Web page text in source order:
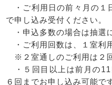
・ご利用日の前々月の１
で申し込み受付ください。
・申込多数の場合は抽選
・ご利用回数は、１室利
※２室通しのご利用は２
・５回目以上は前月の11
６回までお申し込み可能で